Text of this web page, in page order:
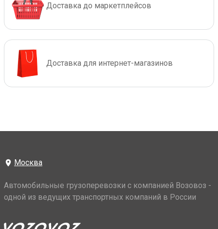
Доставка до маркетплейсов
Доставка для интернет-магазинов
Москва
Автомобильные грузоперевозки с компанией Возовоз -
одной из ведущих транспортных компаний в России